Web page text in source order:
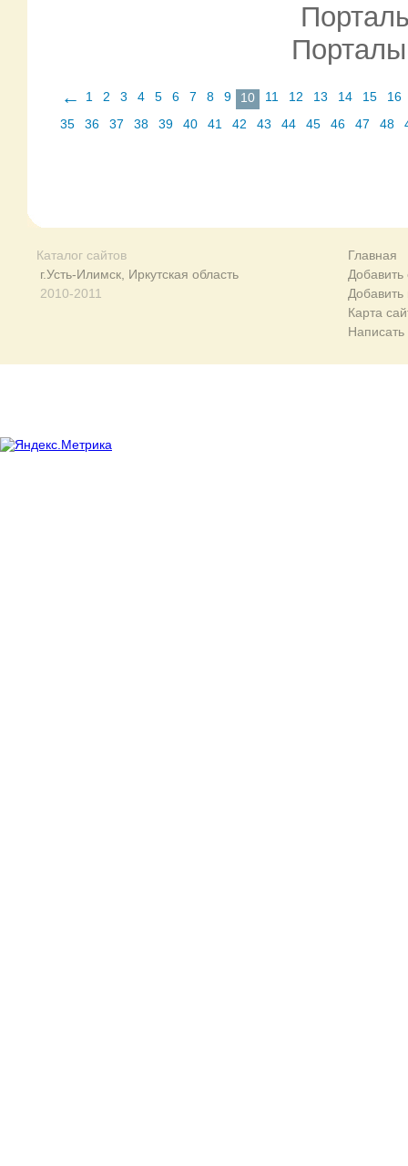
Порталы
← 1 2 3 4 5 6 7 8 9 10 11 12 13 14 15
16
35
36 37 38 39 40 41 42 43 44 45 46 47 48
Каталог сайтов
г.Усть-Илимск, Иркутская область
2010-2011
Главная
Добавить
Карта